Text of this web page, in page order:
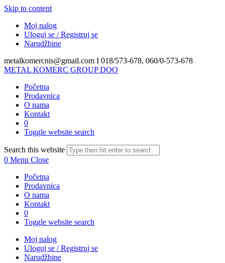
Skip to content
Moj nalog
Uloguj se / Registruj se
Narudžbine
metalkomercnis@gmail.com I 018/573-678, 060/0-573-678
METAL KOMERC GROUP DOO
Početna
Prodavnica
O nama
Kontakt
0
Toggle website search
Search this website
0 Menu Close
Početna
Prodavnica
O nama
Kontakt
0
Toggle website search
Moj nalog
Uloguj se / Registruj se
Narudžbine